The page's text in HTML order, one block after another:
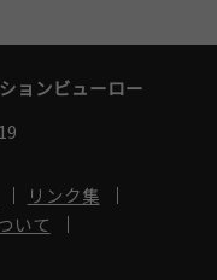
ョンビューロー
リンク集
いて